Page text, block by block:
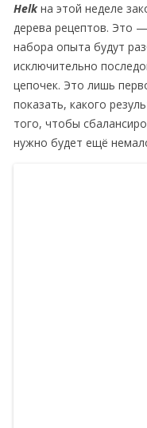
Helkна этой неделе
дерева рецептов. Это
набора опыта будут
исключительно
цепочек. Это лишь
показать, какого
того, чтобы
нужно будет ещё